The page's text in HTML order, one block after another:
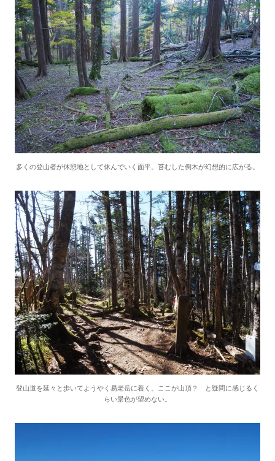
多くの登山者が休憩地として休んでいく面平。苔むした倒木が幻想的に広がる。
登山道を延々と歩いてようやく易老岳に着く。ここが山頂？ と疑問に感じるく
らい景色が望めない。